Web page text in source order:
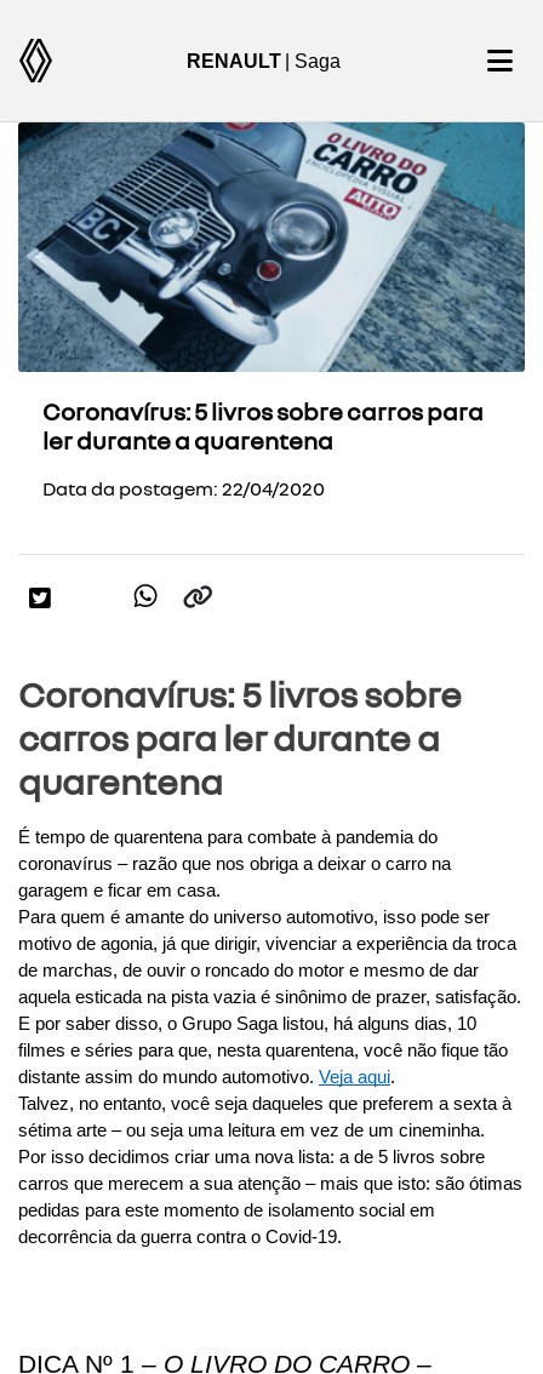
RENAULT | Saga
Coronavírus: 5 livros sobre carros para
ler durante a quarentena
Data da postagem: 22/04/2020
Coronavírus: 5 livros sobre
carros para ler durante a
quarentena
É tempo de quarentena para combate à pandemia do
coronavírus – razão que nos obriga a deixar o carro na
garagem e ficar em casa.
Para quem é amante do universo automotivo, isso pode ser
motivo de agonia, já que dirigir, vivenciar a experiência da troca
de marchas, de ouvir o roncado do motor e mesmo de dar
aquela esticada na pista vazia é sinônimo de prazer, satisfação.
E por saber disso, o Grupo Saga listou, há alguns dias, 10
filmes e séries para que, nesta quarentena, você não fique tão
distante assim do mundo automotivo. Veja aqui.
Talvez, no entanto, você seja daqueles que preferem a sexta à
sétima arte – ou seja uma leitura em vez de um cineminha.
Por isso decidimos criar uma nova lista: a de 5 livros sobre
carros que merecem a sua atenção – mais que isto: são ótimas
pedidas para este momento de isolamento social em
decorrência da guerra contra o Covid-19.
DICA Nº 1 – O LIVRO DO CARRO –